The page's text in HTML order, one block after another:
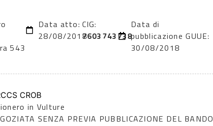
543
Data atto:
28/08/2018
CIG:
7603743738
Data di
pubblicazione GUUE:
30/08/2018
CROB
in Vulture
SENZA PREVIA PUBBLICAZIONE DEL BANDO